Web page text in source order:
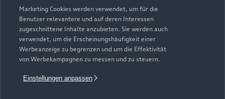
Marketing Cookies werden verwendet, um für die
Benutzer relevantere und auf deren Interessen
zugeschnittene Inhalte anzubieten. Sie werden auch
verwendet, um die Erscheinungshäufigkeit einer
Werbeanzeige zu begrenzen und um die Effektivität
von Werbekampagnen zu messen und zu steuern.
Einstellungen anpassen
Audi Online Beratung
Online-Terminvereinbarung
Servicekontakt
Bordbuch & Bedienungsanleitungen
Investor Relations
Presse & Media Center
Datenschutz
© 2026 AUDI AG. Alle Rechte vorbehalten
Impressum Rechtliches
Hinweisgebersystem
Datenschutzinformation
Digital Services Act
EU Data Act